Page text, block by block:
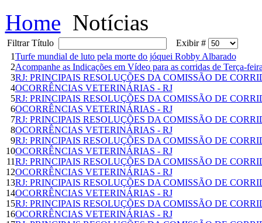
Home Notícias
Filtrar Título
Exibir #
1Turfe mundial de luto pela morte do jóquei Robby Albarado
2Acompanhe as Indicações em Vídeo para as corridas de Terça-
3RJ: PRINCIPAIS RESOLUÇÕES DA COMISSÃO DE
4OCORRÊNCIAS VETERINÁRIAS - RJ
5RJ: PRINCIPAIS RESOLUÇÕES DA COMISSÃO DE
6OCORRÊNCIAS VETERINÁRIAS - RJ
7RJ: PRINCIPAIS RESOLUÇÕES DA COMISSÃO DE
8OCORRÊNCIAS VETERINÁRIAS - RJ
9RJ: PRINCIPAIS RESOLUÇÕES DA COMISSÃO DE
10OCORRÊNCIAS VETERINÁRIAS - RJ
11RJ: PRINCIPAIS RESOLUÇÕES DA COMISSÃO DE
12OCORRÊNCIAS VETERINÁRIAS - RJ
13RJ: PRINCIPAIS RESOLUÇÕES DA COMISSÃO DE
14OCORRÊNCIAS VETERINÁRIAS - RJ
15RJ: PRINCIPAIS RESOLUÇÕES DA COMISSÃO DE
16OCORRÊNCIAS VETERINÁRIAS - RJ